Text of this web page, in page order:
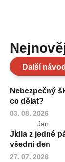
Další
Nebezpečný
co dělat?
03. 08. 2026
Jan
Jídla z jedné
všední den
27. 07. 2026